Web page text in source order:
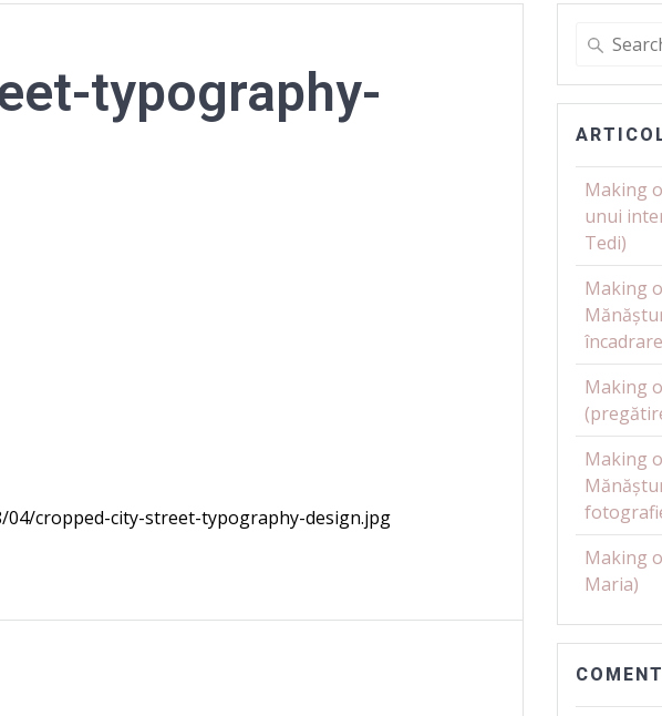
typography-
cropped-city-street-typography-design.jpg
Search
Making
unui
Tedi)
Making
Making
Making
Making
Maria)